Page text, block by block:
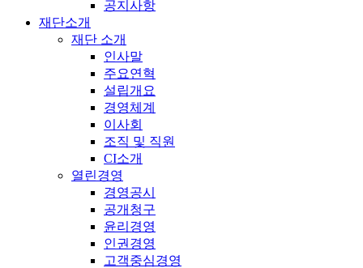
공지사항
재단소개
재단 소개
인사말
주요연혁
설립개요
경영체계
이사회
조직 및 직원
CI소개
열린경영
경영공시
공개청구
윤리경영
인권경영
고객중심경영